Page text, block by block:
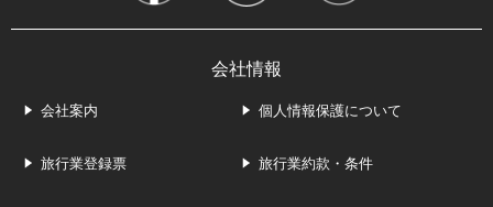
会社情報
会社案内 個人情報保護について
旅行業登録票 旅行業約款・条件